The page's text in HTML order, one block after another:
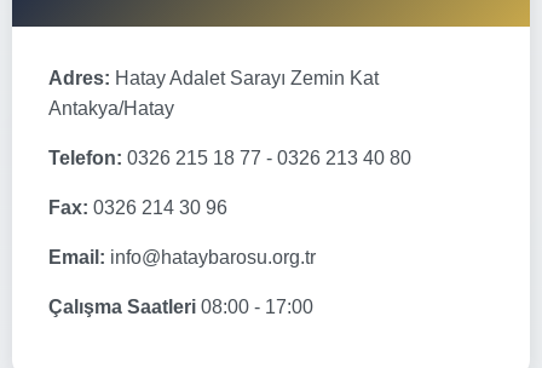
Adres: Hatay Adalet Sarayı Zemin Kat
Antakya/Hatay
Telefon: 0326 215 18 77 - 0326 213 40 80
Fax: 0326 214 30 96
Email: info@hataybarosu.org.tr
Çalışma Saatleri 08:00 - 17:00